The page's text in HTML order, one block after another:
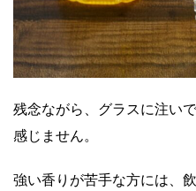
残念ながら、グラスに注い
感じません。
強い香りが苦手な方には、